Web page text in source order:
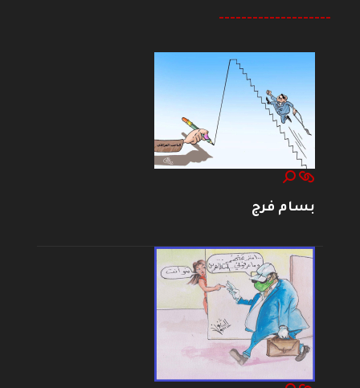
--------------------
بسام فرج